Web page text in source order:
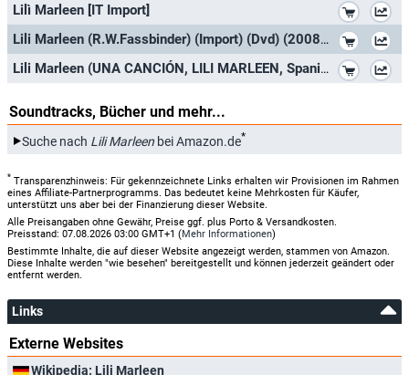
Lilì Marleen [IT Import]
Lili Marleen (R.W.Fassbinder) (Import) (Dvd) (2008) Hanna Schygulla; Giancarlo G
Lili Marleen (UNA CANCIÓN, LILI MARLEEN, Spanien Import, siehe Details für Sprachen)
Soundtracks, Bücher und mehr...
Suche nach Lili Marleen bei Amazon.de*
* Transparenzhinweis: Für gekennzeichnete Links erhalten wir Provisionen im Rahmen
eines Affiliate-Partnerprogramms. Das bedeutet keine Mehrkosten für Käufer,
unterstützt uns aber bei der Finanzierung dieser Website.
Alle Preisangaben ohne Gewähr, Preise ggf. plus Porto & Versandkosten.
Preisstand: 07.08.2026 03:00 GMT+1 (Mehr Informationen)
Bestimmte Inhalte, die auf dieser Website angezeigt werden, stammen von Amazon.
Diese Inhalte werden "wie besehen" bereitgestellt und können jederzeit geändert oder
entfernt werden.
Links
Externe Websites
Wikipedia: Lili Marleen